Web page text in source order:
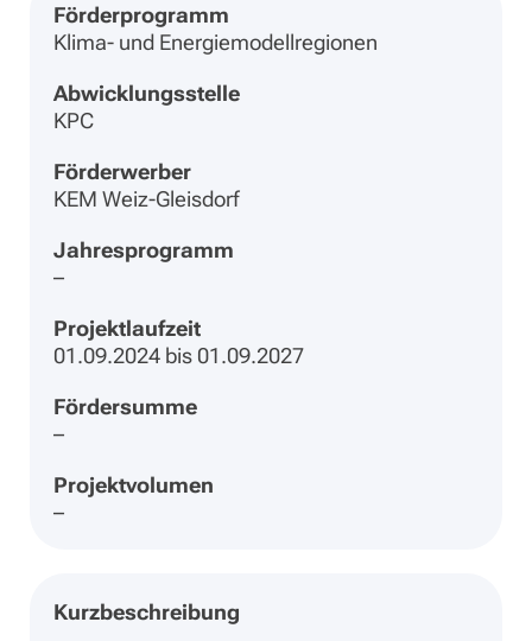
Förderprogramm
Klima- und Energiemodellregionen
Abwicklungsstelle
KPC
Förderwerber
KEM Weiz-Gleisdorf
Jahresprogramm
–
Projektlaufzeit
01.09.2024 bis 01.09.2027
Fördersumme
–
Projektvolumen
–
Kurzbeschreibung